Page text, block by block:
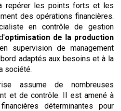
repérer les points forts et les
des opérations financières.
en contrôle de gestion
optimisation de la production
supervision de management
adaptés aux besoins et à la
société.
assume de nombreuses
et de contrôle. Il est amené à
déterminantes pour